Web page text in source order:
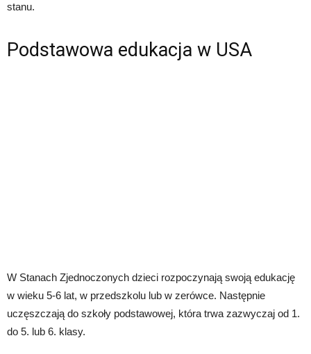
stanu.
Podstawowa edukacja w USA
W Stanach Zjednoczonych dzieci rozpoczynają swoją edukację
w wieku 5-6 lat, w przedszkolu lub w zerówce. Następnie
uczęszczają do szkoły podstawowej, która trwa zazwyczaj od 1.
do 5. lub 6. klasy.